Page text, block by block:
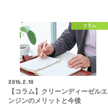
コラム
2016.2.10
【コラム】クリーンディーゼルエ
ンジンのメリットと今後